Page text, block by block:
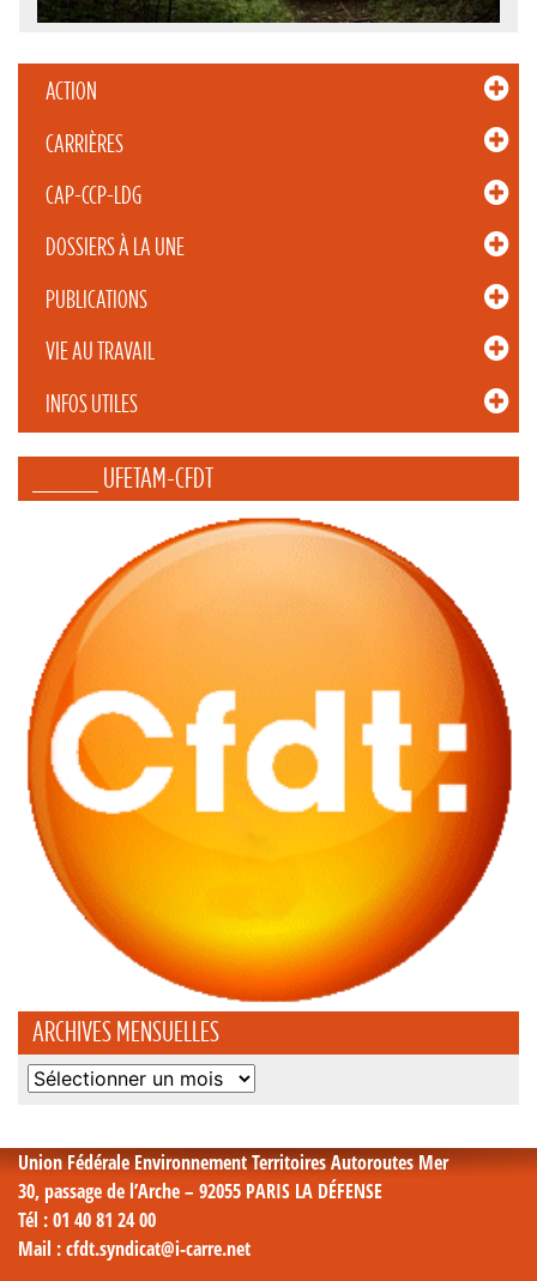
ACTION
CARRIÈRES
CAP-CCP-LDG
DOSSIERS À LA UNE
PUBLICATIONS
VIE AU TRAVAIL
INFOS UTILES
_____ UFETAM-CFDT
ARCHIVES MENSUELLES
Archives
Union Fédérale Environnement Territoires Autoroutes Mer
30, passage de l’Arche – 92055 PARIS LA DÉFENSE
Tél : 01 40 81 24 00
Mail : cfdt.syndicat@i-carre.net